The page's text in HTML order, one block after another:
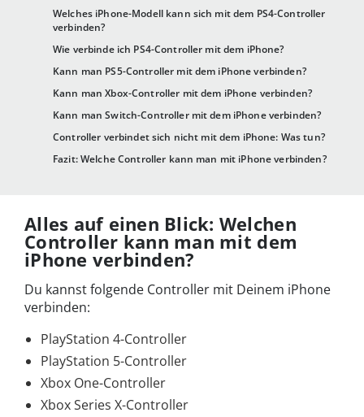
Welches iPhone-Modell kann sich mit dem PS4-Controller
verbinden?
Wie verbinde ich PS4-Controller mit dem iPhone?
Kann man PS5-Controller mit dem iPhone verbinden?
Kann man Xbox-Controller mit dem iPhone verbinden?
Kann man Switch-Controller mit dem iPhone verbinden?
Controller verbindet sich nicht mit dem iPhone: Was tun?
Fazit: Welche Controller kann man mit iPhone verbinden?
Alles auf einen Blick: Welchen
Controller kann man mit dem
iPhone verbinden?
Du kannst folgende Controller mit Deinem iPhone
verbinden:
PlayStation 4-Controller
PlayStation 5-Controller
Xbox One-Controller
Xbox Series X-Controller